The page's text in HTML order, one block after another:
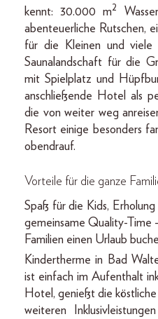
kennt: 30.000 m2
abenteuerliche Rutschen,
für die Kleinen und viele
Saunalandschaft für die
mit Spielplatz und
anschließende Hotel als
die von weiter weg
Resort einige besonders
obendrauf.
Vorteile für die ganze
Spaß für die Kids,
gemeinsame Quality-Time
Familien einen Urlaub
Kindertherme in Bad
ist einfach im Aufenthalt
Hotel, genießt die
weiteren